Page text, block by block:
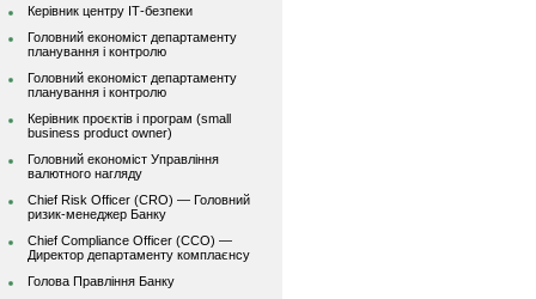
Керівник центру ІТ-безпеки
Головний економіст департаменту
планування і контролю
Головний економіст департаменту
планування і контролю
Керівник проєктів і програм (small
business product owner)
Головний економіст Управління
валютного нагляду
Chief Risk Officer (CRO) — Головний
ризик-менеджер Банку
Chief Compliance Officer (CCO) —
Директор департаменту комплаєнсу
Голова Правління Банку